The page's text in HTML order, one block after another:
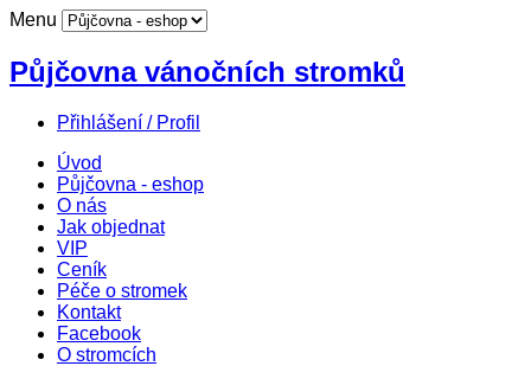
Menu
Půjčovna vánočních stromků
Přihlášení / Profil
Úvod
Půjčovna - eshop
O nás
Jak objednat
VIP
Ceník
Péče o stromek
Kontakt
Facebook
O stromcích